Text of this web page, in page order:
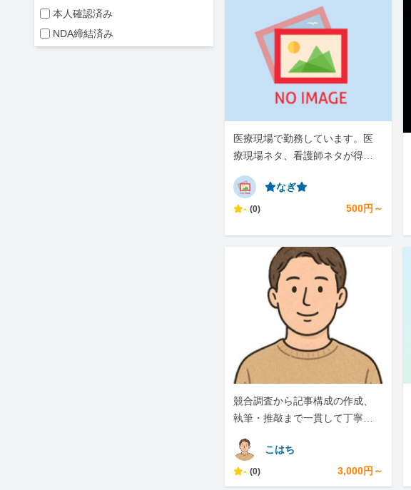
本人確認済み
NDA締結済み
医療現場で勤務しています。医
療現場ネタ、看護師ネタが得意
⭐︎なぎ⭐︎
- (0) 500円～
競合調査から記事構成の作成、
執筆・推敲まで一貫して丁寧に
こはち
- (0) 3,000円～